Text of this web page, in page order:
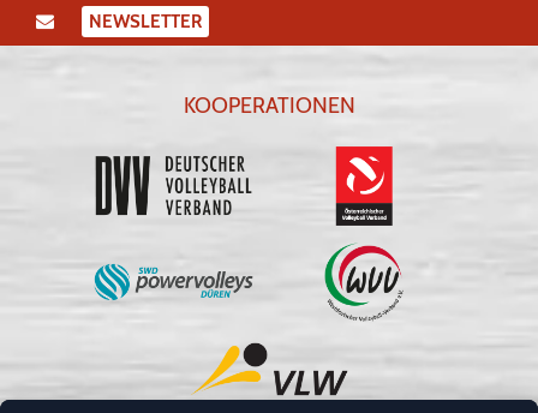
NEWSLETTER
KOOPERATIONEN